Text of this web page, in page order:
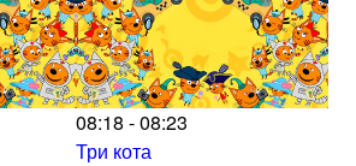
08:18 - 08:23
Три кота